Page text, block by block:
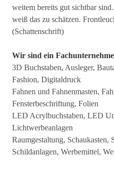
weitem bereits gut sichtbar
weiß das zu schätzen.
(Schattenschrift)
Wir sind ein
3D Buchstaben, Ausleger,
Fashion, Digitaldruck
Fahnen und Fahnenmasten,
Fensterbeschriftung, Folien
LED Acrylbuchstaben, LED
Lichtwerbeanlagen
Raumgestaltung, Schaukasten,
Schildanlagen, Werbemittel,